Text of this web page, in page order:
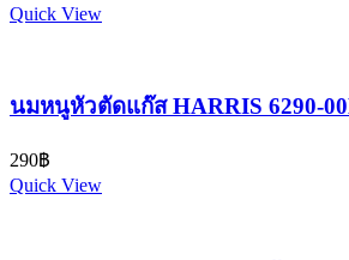
Quick View
นมหนูหัวตัดแก๊ส HARRIS 6290-
290฿
Quick View